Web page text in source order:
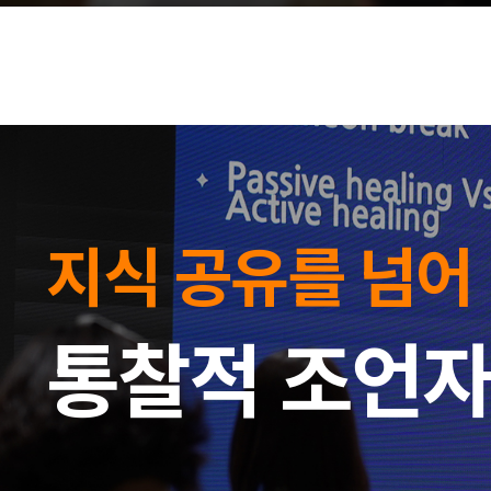
지식 공유를 넘어
통찰적 조언